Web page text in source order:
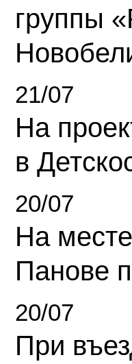
группы
21/07
На
в
20/07
На
Панове
20/07
При